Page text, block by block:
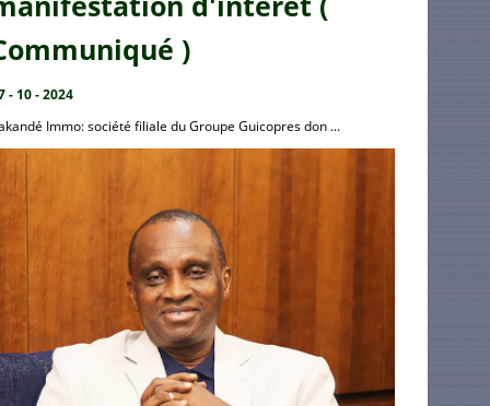
)
- 10 - 2024
Immo: société filiale du Groupe Guicopres don ...